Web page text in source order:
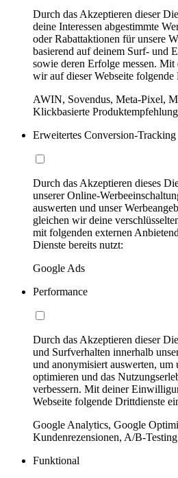
Durch das Akzeptieren dieser
deine Interessen abgestimmte
oder Rabattaktionen für unsere
basierend auf deinem Surf- und
sowie deren Erfolge messen.
wir auf dieser Webseite folgende
AWIN, Sovendus, Meta-Pixel,
Klickbasierte
Erweitertes Conversion-Tracking
Durch das Akzeptieren dieses
unserer Online-
auswerten und unser
gleichen wir deine
mit folgenden externen
Dienste bereits nutzt:
Google Ads
Performance
Durch das Akzeptieren dieser
und Surfverhalten innerhalb
und anonymisiert auswerten, um
optimieren und das
verbessern. Mit deiner
Webseite folgende Drittdienste
Google Analytics, Google
Kundenrezensionen, A/B-Testing
Funktional